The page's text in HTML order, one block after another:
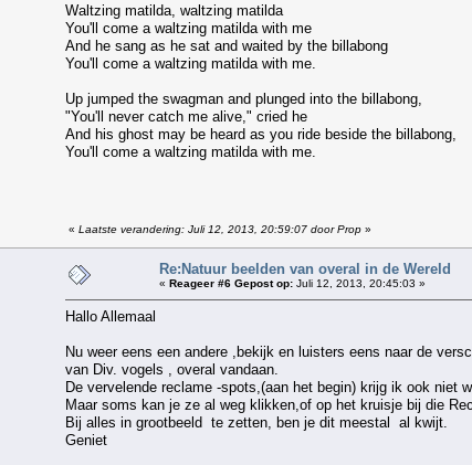
Waltzing matilda, waltzing matilda
You'll come a waltzing matilda with me
And he sang as he sat and waited by the billabong
You'll come a waltzing matilda with me.
Up jumped the swagman and plunged into the billabong,
"You'll never catch me alive," cried he
And his ghost may be heard as you ride beside the billabong,
You'll come a waltzing matilda with me.
« Laatste verandering: Juli 12, 2013, 20:59:07 door Prop »
Re:Natuur beelden van overal in de Wereld
« Reageer #6 Gepost op: Juli 12, 2013, 20:45:03 »
Hallo Allemaal
Nu weer eens een andere ,bekijk en luisters eens naar de
van Div. vogels , overal vandaan.
De vervelende reclame -spots,(aan het begin) krijg ik ook niet
Maar soms kan je ze al weg klikken,of op het kruisje bij die
Bij alles in grootbeeld te zetten, ben je dit meestal al kwijt.
Geniet